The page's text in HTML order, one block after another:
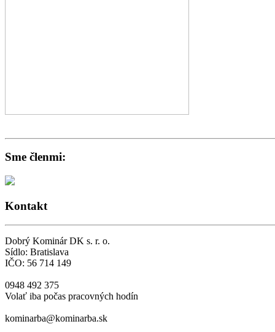
Sme členmi:
Kontakt
Dobrý Kominár DK s. r. o.
Sídlo: Bratislava
IČO: 56 714 149
0948 492 375
Volať iba počas pracovných hodín
kominarba@kominarba.sk